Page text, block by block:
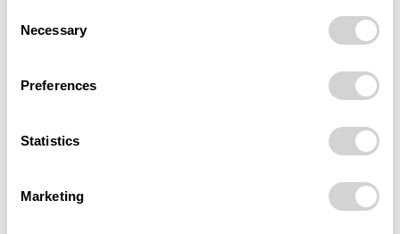
Selection
Necessary
Preferences
Statistics
Marketing
Bezhotovostní Česko
Moravskoslezský kraj hledá
osobnosti, které mění region.
anketu Dobrovolník